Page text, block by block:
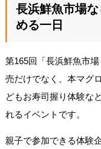
長浜鮮魚市場
める一日
第165回「長浜鮮魚市
売だけでなく、本マグ
どもお寿司握り体験な
れるイベントです。
親子で参加できる体験